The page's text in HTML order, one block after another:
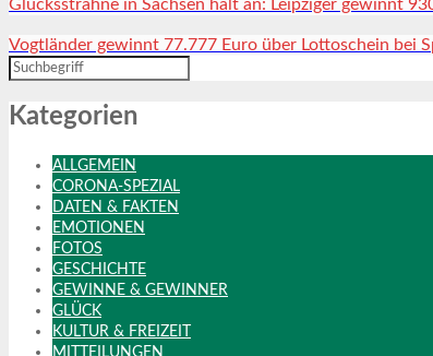
Glückssträhne in Sachsen hält an: Leipziger gewinnt
Vogtländer gewinnt 77.777 Euro über Lottoschein bei
Kategorien
ALLGEMEIN
CORONA-SPEZIAL
DATEN & FAKTEN
EMOTIONEN
FOTOS
GESCHICHTE
GEWINNE & GEWINNER
GLÜCK
KULTUR & FREIZEIT